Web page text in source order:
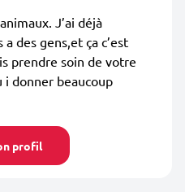
J’ai déjà
des gens,et ça c’est
prendre soin de votre
i donner beaucoup
profil